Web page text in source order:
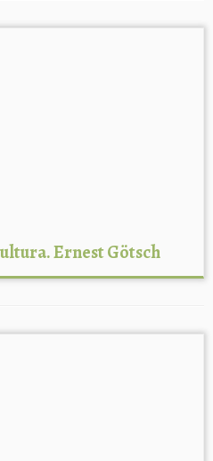
Ernest Götsch